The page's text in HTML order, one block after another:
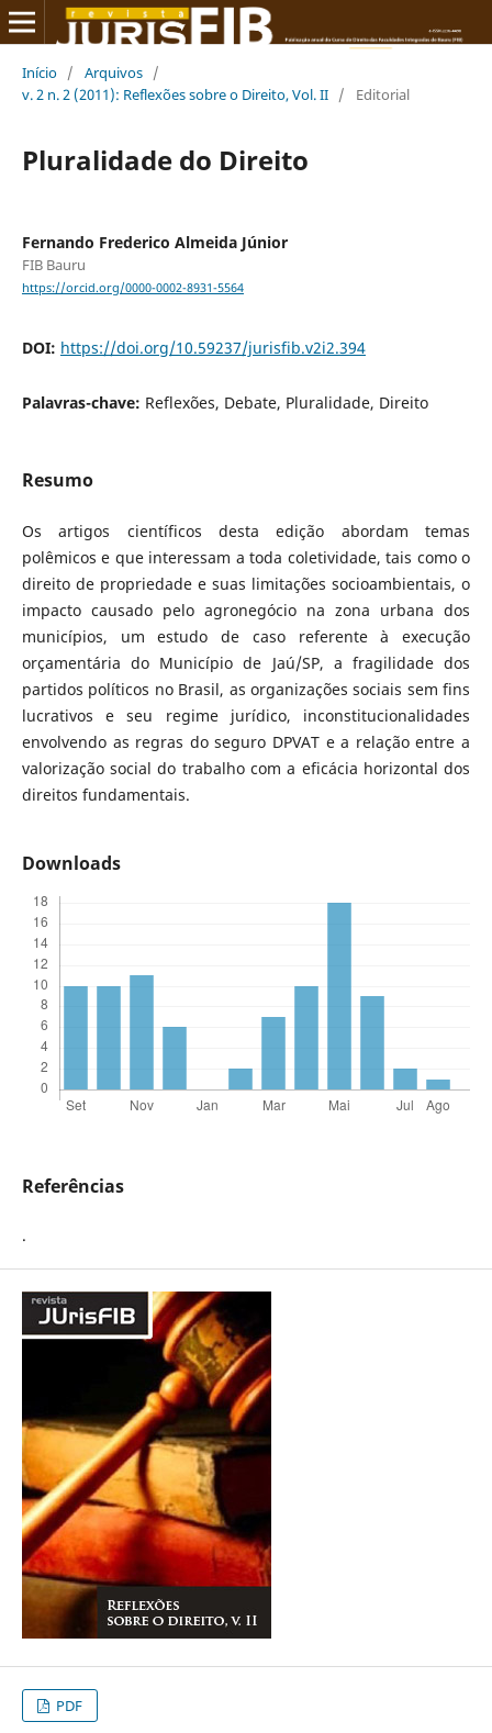
Início / Arquivos /
v. 2 n. 2 (2011): Reflexões sobre o Direito, Vol. II / Editorial
Pluralidade do Direito
Fernando Frederico Almeida Júnior
FIB Bauru
https://orcid.org/0000-0002-8931-5564
DOI: https://doi.org/10.59237/jurisfib.v2i2.394
Palavras-chave: Reflexões, Debate, Pluralidade, Direito
Resumo
Os artigos científicos desta edição abordam temas
polêmicos e que interessam a toda coletividade, tais como o
direito de propriedade e suas limitações socioambientais, o
impacto causado pelo agronegócio na zona urbana dos
municípios, um estudo de caso referente à execução
orçamentária do Município de Jaú/SP, a fragilidade dos
partidos políticos no Brasil, as organizações sociais sem fins
lucrativos e seu regime jurídico, inconstitucionalidades
envolvendo as regras do seguro DPVAT e a relação entre a
valorização social do trabalho com a eficácia horizontal dos
direitos fundamentais.
Downloads
Referências
.
PDF